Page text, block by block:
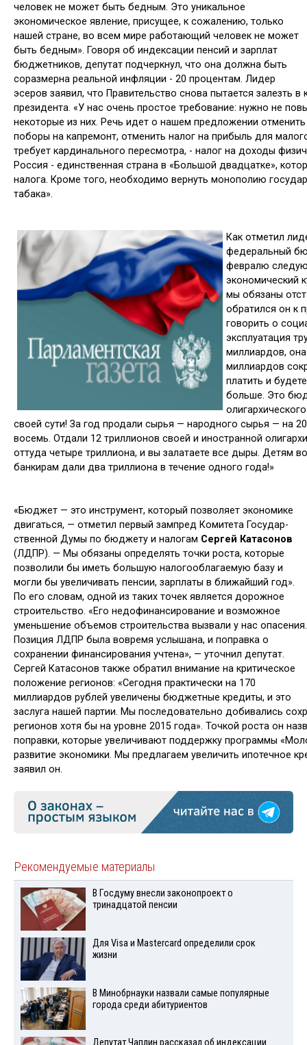
человек не может быть бедным. Это уникальное
экономическое явление, присущее, к сожалению, только
нашей стране, во всем мире работающий человек не может
быть бедным». Говоря об индексации пенсий и зарплат
бюджетников, депутат подчеркнул, что она должна быть
соразмерна реальной инфляции - 20 процентам. Лидер
эсеров заявил, что Правительство снова пытается залезть
президента. «У нас очень простое требование: нужно не
некоторые из них. Речь идет о нашем предложении
поборы на капремонт, отменить налог на прибыль для
требует кардинального пересмотра, - налог на доходы
Россия - единственная страна в «Большой двадцатке»,
налога. Кроме того, необходимо вернуть монополию
табака».
Как отметил
федеральный
февралю
экономический
мы обязаны
обратился он к
говорить о
эксплуатация
милли­ардов,
миллиардов
платить и
больше. Это
своей сути! За год продали сырья — народного сырья — на
восемь. Отдали 12 триллионов своей и иностранной
от­туда четыре триллиона, и вы залатаете все дыры. Детям
банкирам дали два триллиона в течение одного года!»
«Бюджет — это инструмент, который позволяет экономике
двигаться, — отме­тил первый зам­пред Комитета Государ­
ственной Думы по бюджету и налогам Сергей Катасонов
(ЛДПР). — Мы обязаны опреде­лять точки роста, которые
позволили бы иметь большую налогооблагаемую базу и
могли бы увеличивать пенсии, зарплаты в ближайший год».
По его словам, одной из таких точек явля­ется дорожное
строительство. «Его недофинансирование и возможное
уменьшение объемов строительства вызвали у нас опасения.
Позиция ЛДПР была вовремя услышана, и поправка о
сохранении финанси­рования учтена», — уточнил депутат.
Сергей Катасонов также обратил внимание на критическое
положение регионов: «Сегодня практически на 170
миллиардов рублей увеличены бюджетные кредиты, и это
заслуга нашей партии. Мы последовательно добивались
регионов хотя бы на уровне 2015 года». Точкой роста он
поправки, которые увеличива­ют поддержку программы
развитие экономики. Мы предлагаем увеличить ипотечное
заявил он.
Рекомендуемые материалы
В Госдуму внесли законопроект о
тринадцатой пенсии
Для Visа и Mastercard определили срок
жизни
В Минобрнауки назвали самые популярные
города среди абитуриентов